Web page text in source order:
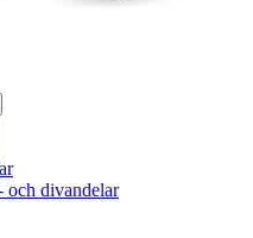
och divandelar